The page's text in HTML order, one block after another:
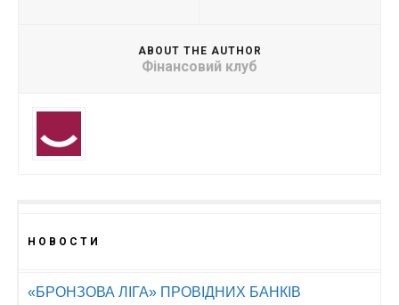
ABOUT THE AUTHOR
Фінансовий клуб
НОВОСТИ
«БРОНЗОВА ЛІГА» ПРОВІДНИХ БАНКІВ